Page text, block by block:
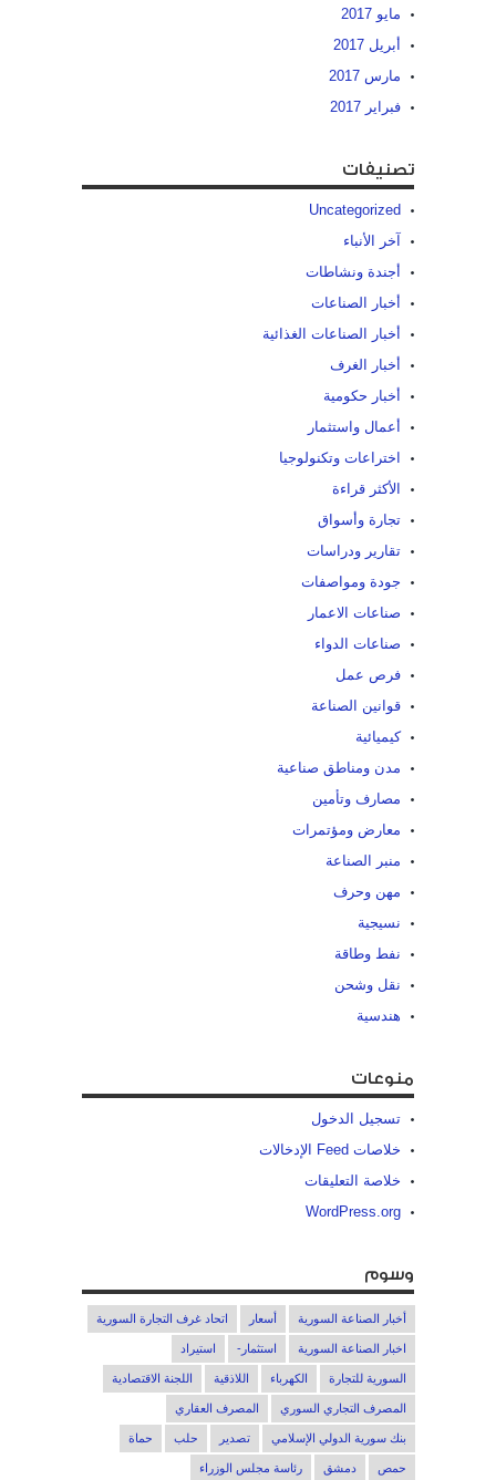
مايو 2017
أبريل 2017
مارس 2017
فبراير 2017
تصنيفات
Uncategorized
آخر الأنباء
أجندة ونشاطات
أخبار الصناعات
أخبار الصناعات الغذائية
أخبار الغرف
أخبار حكومية
أعمال واستثمار
اختراعات وتكنولوجيا
الأكثر قراءة
تجارة وأسواق
تقارير ودراسات
جودة ومواصفات
صناعات الاعمار
صناعات الدواء
فرص عمل
قوانين الصناعة
كيميائية
مدن ومناطق صناعية
مصارف وتأمين
معارض ومؤتمرات
منبر الصناعة
مهن وحرف
نسيجية
نفط وطاقة
نقل وشحن
هندسية
منوعات
تسجيل الدخول
خلاصات Feed الإدخالات
خلاصة التعليقات
WordPress.org
وسوم
أخبار الصناعة السورية أسعار اتحاد غرف التجارة السورية
اخبار الصناعة السورية استثمار- استيراد
السورية للتجارة الكهرباء اللاذقية اللجنة الاقتصادية
المصرف التجاري السوري المصرف العقاري
بنك سورية الدولي الإسلامي تصدير حلب حماة
حمص دمشق رئاسة مجلس الوزراء